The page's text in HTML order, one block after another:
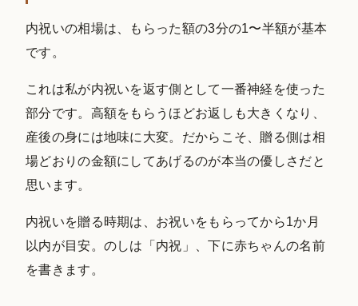
内祝いの相場は、もらった額の3分の1〜半額が基本
です。
これは私が内祝いを返す側として一番神経を使った
部分です。高額をもらうほどお返しも大きくなり、
産後の身には地味に大変。だからこそ、贈る側は相
場どおりの金額にしてあげるのが本当の優しさだと
思います。
内祝いを贈る時期は、お祝いをもらってから1か月
以内が目安。のしは「内祝」、下に赤ちゃんの名前
を書きます。